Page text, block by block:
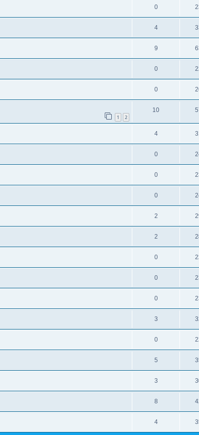
0
4
9
0
0
1 2
10
4
0
0
0
2
2
0
0
0
3
0
5
3
8
4